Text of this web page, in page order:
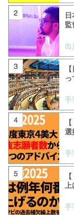
監
っ
手
選
手
手